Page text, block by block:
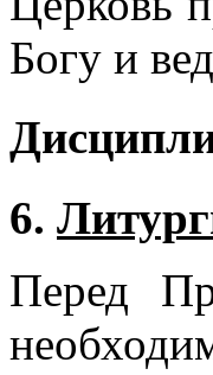
Богу и
6.
Перед